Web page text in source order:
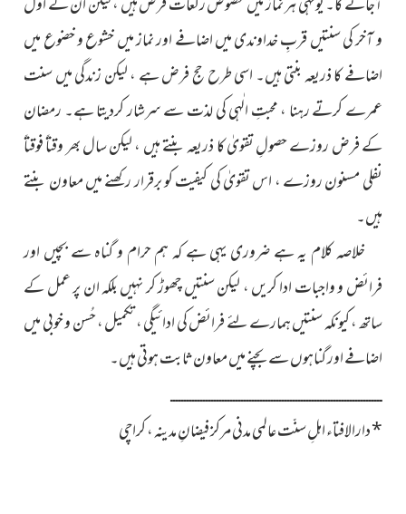
و آخر کی سنتیں قربِ خداوندی میں اضافے اور نماز میں خشوع و خضوع میں
اضافے کا ذریعہ بنتی ہیں۔ اسی طرح حج فرض ہے ، لیکن زندگی میں سنت
عمرے کرتے رہنا ، محبتِ الٰہی کی لذت سے سرشار کردیتا ہے۔ رمضان
کے فرض روزے حصولِ تقویٰ کا ذریعہ بنتے ہیں ، لیکن سال بھر وقتاً فوقتاً
نفلی مسنون روزے ، اس تقویٰ کی کیفیت کو برقرار رکھنے میں معاون بنتے
ہیں۔
خلاصہ کلام یہ ہے ضروری یہی ہے کہ ہم حرام و گناہ سے بچیں اور
فرائض و واجبات ادا کریں ، لیکن سنتیں چھوڑ کر نہیں بلکہ ان پر عمل کے
ساتھ ، کیونکہ سنتیں ہمارے لئے فرائض کی ادائیگی ، تکمیل ، حُسن و خوبی میں
اضافے اور گناہوں سے بچنے میں معاون ثابت ہوتی ہیں۔
ــــــــــــــــــــــــــــــــــــــــــــــــــــــــــــــــــــــــــــــ
*دارالافتاء اہلِ سنّت عالمی مدنی مرکز فیضانِ مدینہ ، کراچی